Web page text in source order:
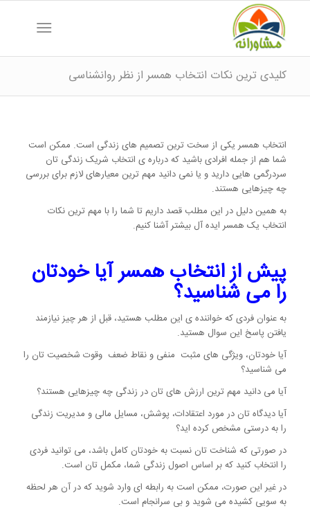
کلیدی ترین نکات انتخاب همسر از نظر روانشناسی
انتخاب همسر یکی از سخت ترین تصمیم های زندگی است. ممکن است
شما هم از جمله افرادی باشید که درباره ی انتخاب شریک زندگی تان
سردرگمی هایی دارید و یا نمی دانید مهم ترین معیارهای لازم برای بررسی
چه چیزهایی هستند.
به همین دلیل در این مطلب قصد داریم تا شما را با مهم ترین نکات
انتخاب یک همسر ایده آل بیشتر آشنا کنیم.
پیش از انتخاب همسر آیا خودتان
را می شناسید؟
به عنوان فردی که خواننده ی این مطلب هستید، قبل از هر چیز نیازمند
یافتن پاسخ این سوال هستید.
آیا خودتان، ویژگی های مثبت منفی و نقاط ضعف وقوت شخصیت تان را
می شناسید؟
آیا می دانید مهم ترین ارزش های تان در زندگی چه چیزهایی هستند؟
آیا دیدگاه تان در مورد اعتقادات، پوشش، مسایل مالی و مدیریت زندگی
را به درستی مشخص کرده اید؟
در صورتی که شناخت تان نسبت به خودتان کامل باشد، می توانید فردی
را انتخاب کنید که بر اساس اصول زندگی شما، مکمل تان است.
در غیر این صورت، ممکن است به رابطه ای وارد شوید که در آن هر لحظه
به سویی کشیده می شوید و بی سرانجام است.